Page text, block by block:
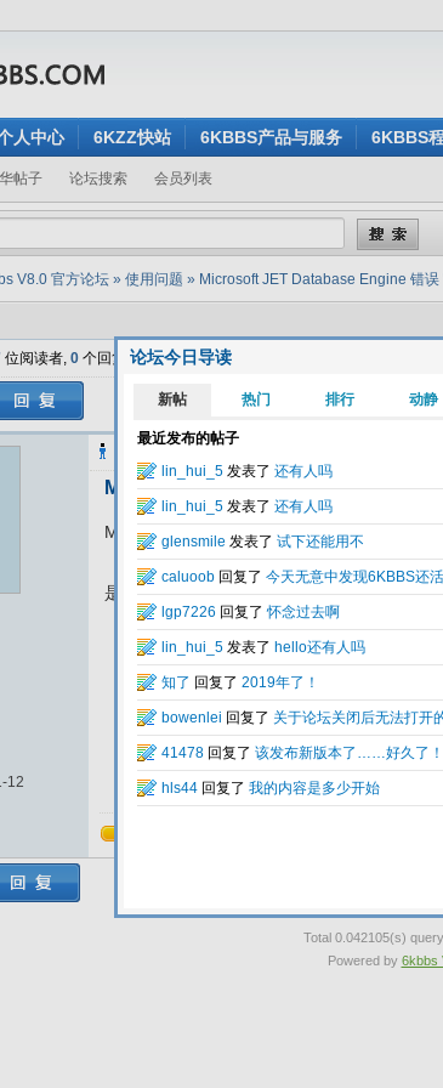
人中心 6KZZ快站 6KBBS产品与服务 6KBBS
帖子 论坛搜索 会员列表
论坛今日导读
V8.0 官方论坛 » 使用问题 » Microsoft JET Database Engine 错
位阅读者, 0 个回复.
12
booksir 发表于2014-01-12 17:41
Microsoft JET Database Engine 错误
Microsoft JET Database Engine 错误
是怎么回事呢？？？ 在线等答案 。。 谢
Total 0.042105(s)
Powered by 6kbbs